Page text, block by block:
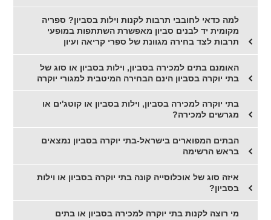
למה כדאי לחובבי תרבות לקנות וילות בסביון? ספריה
מקומית יד לבנים סביון מאפשרת השתתפות במופעי
תרבות לצד בחירה מגוונת של ספרי קריאה ועיון
האומנם בתים למכירה בסביון, וילות בסביון או סוג של
בתי יוקרה בסביון הינם הבחירה המיטבית למגורי יוקרה
בתי יוקרה למכירה בסביון, וילות בסביון או קוטג'ים או
מגרשים למכירה?
הבתים המפוארים בישראל-בתי יוקרה בסביון נמצאים
בראש הרשימה
איזה סוג של אוכלוסייה קונה בתי יוקרה בסביון או וילות
בסביון?
מי רוצה לקנות בתי יוקרה למכירה בסביון או בתים